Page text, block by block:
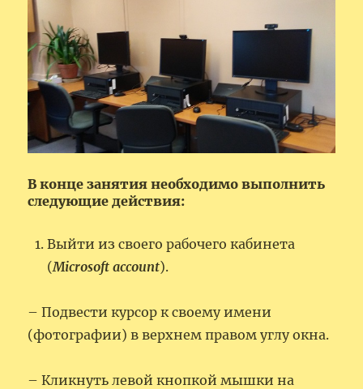
В конце занятия необходимо выполнить
следующие действия:
Выйти из своего рабочего кабинета
(Microsoft account).
– Подвести курсор к своему имени
(фотографии) в верхнем правом углу окна.
– Кликнуть левой кнопкой мышки на